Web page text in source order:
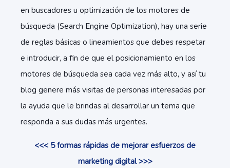
en buscadores u optimización de los motores de
búsqueda (Search Engine Optimization), hay una serie
de reglas básicas o lineamientos que debes respetar
e introducir, a fin de que el posicionamiento en los
motores de búsqueda sea cada vez más alto, y así tu
blog genere más visitas de personas interesadas por
la ayuda que le brindas al desarrollar un tema que
responda a sus dudas más urgentes.
<<< 5 formas rápidas de mejorar esfuerzos de
marketing digital >>>